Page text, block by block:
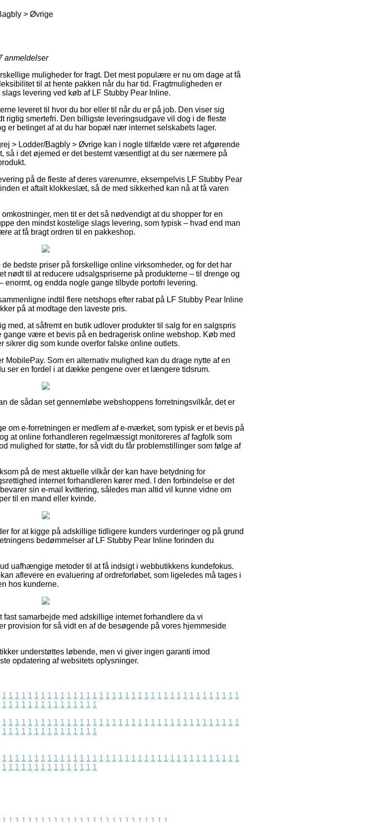
> Øvrige
anmeldelser
muligheder for fragt. Det mest populære er nu om dage at få
til at hente pakken når du har tid. Fragtmuligheden er
levering ved køb af LF Stubby Pear Inline.
leveret til hvor du bor eller til når du er på job. Den viser sig
rigtig smertefri. Den billigste leveringsudgave vil dog i de fleste
er betinget af at du har bopæl nær internet selskabets lager.
> Lodder/Bagbly > Øvrige kan i nogle tilfælde være ret afgørende
så i det øjemed er det bestemt væsentligt at du ser nærmere på
på de fleste af deres varenumre, eksempelvis LF Stubby Pear
et aftalt klokkeslæt, så de med sikkerhed kan nå at få varen
men tit er det så nødvendigt at du shopper for en
den mindst kostelige slags levering, som typisk – hvad end man
at få bragt ordren til en pakkeshop.
bedste priser på forskellige online virksomheder, og for det har
nødt til at reducere udsalgspriserne på produkterne – til drenge og
enormt, og endda nogle gange tilbyde portofri levering.
indtil flere netshops efter rabat på LF Stubby Pear Inline
på at modtage den laveste pris.
med, at såfremt en butik udlover produkter til salg for en salgspris
gange være et bevis på en bedragerisk online webshop. Køb med
sikrer dig som kunde overfor falske online outlets.
MobilePay. Som en alternativ mulighed kan du drage nytte af en
ser en fordel i at dække pengene over et længere tidsrum.
de sådan set gennemløbe webshoppens forretningsvilkår, det er
om e-forretningen er medlem af e-mærket, som typisk er et bevis på
at online forhandleren regelmæssigt monitoreres af fagfolk som
mulighed for støtte, for så vidt du får problemstillinger som følge af
på de mest aktuelle vilkår der kan have betydning for
internet forhandleren kører med. I den forbindelse er det
sin e-mail kvittering, således man altid vil kunne vidne om
til en mand eller kvinde.
for at kigge på adskillige tidligere kunders vurderinger og på grund
bedømmelser af LF Stubby Pear Inline forinden du
uafhængige metoder til at få indsigt i webbutikkens kundefokus.
aflevere en evaluering af ordreforløbet, som ligeledes må tages i
hos kunderne.
samarbejde med adskillige internet forhandlere da vi
provision for så vidt en af de besøgende på vores hjemmeside
understøttes løbende, men vi giver ingen garanti imod
opdatering af websitets oplysninger.
1 1 1 1 1 1 1 1 1 1 1 1 1 1 1 1 1 1 1 1 1 1 1 1 1 1 1 1 1 1 1 1 1 1 1 1 1
1 1 1 1 1 1 1 1 1 1 1 1 1 1 1
1 1 1 1 1 1 1 1 1 1 1 1 1 1 1 1 1 1 1 1 1 1 1 1 1 1 1 1 1 1 1 1 1 1 1 1 1
1 1 1 1 1 1 1 1 1 1 1 1 1 1 1
1 1 1 1 1 1 1 1 1 1 1 1 1 1 1 1 1 1 1 1 1 1 1 1 1 1 1 1 1 1 1 1 1 1 1 1 1
1 1 1 1 1 1 1 1 1 1 1 1 1 1 1